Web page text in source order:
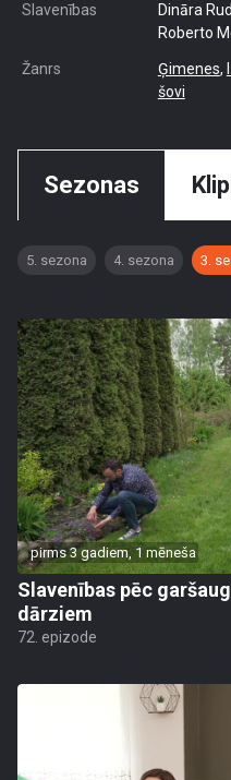
Slavenības
Dināra
Roberto
Žanrs Ģimenes,
šovi
Sezonas
5. sezona 4. sezona 3.
pirms 3 gadiem, 1 mēneša
Slavenības pēc
dārziem
72. epizode